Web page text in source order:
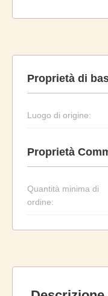
Proprietà di
Luogo di origine:
Proprietà
Quantità minima di
ordine: